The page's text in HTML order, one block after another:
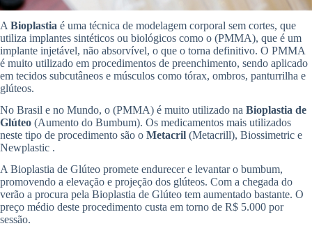
A Bioplastia é uma técnica de modelagem corporal sem cortes, que
utiliza implantes sintéticos ou biológicos como o (PMMA), que é um
implante injetável, não absorvível, o que o torna definitivo. O PMMA
é muito utilizado em procedimentos de preenchimento, sendo aplicado
em tecidos subcutâneos e músculos como tórax, ombros, panturrilha e
glúteos.
No Brasil e no Mundo, o (PMMA) é muito utilizado na Bioplastia de
Glúteo (Aumento do Bumbum). Os medicamentos mais utilizados
neste tipo de procedimento são o Metacril (Metacrill), Biossimetric e
Newplastic .
A Bioplastia de Glúteo promete endurecer e levantar o bumbum,
promovendo a elevação e projeção dos glúteos. Com a chegada do
verão a procura pela Bioplastia de Glúteo tem aumentado bastante. O
preço médio deste procedimento custa em torno de R$ 5.000 por
sessão.